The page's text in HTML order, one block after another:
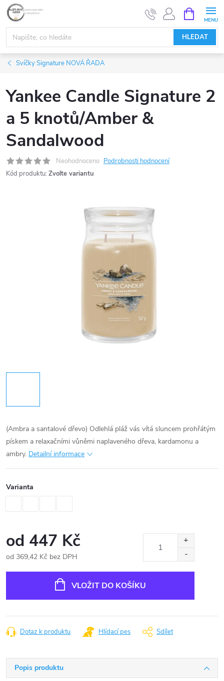
Přejít
obsah
HLEDAT
NÁKUPNÍ
KOŠÍK
Svíčky Signature NOVÁ ŘADA
Yankee Candle Signature 2
a 5 knotů/Amber &
Sandalwood
Neohodnoceno Podrobnosti hodnocení
Kód produktu: Zvolte variantu
(Ambra a santalové dřevo) Odlehlá pláž vás vítá sluncem prohřátým
pískem a relaxačními vůněmi naplaveného dřeva, kardamonu a
ambry. Detailní informace
Varianta
od 447 Kč
od 369,42 Kč bez DPH
VLOŽIT DO KOŠÍKU
Dotaz k produktu Hlídací pes Sdílet
Popis produktu